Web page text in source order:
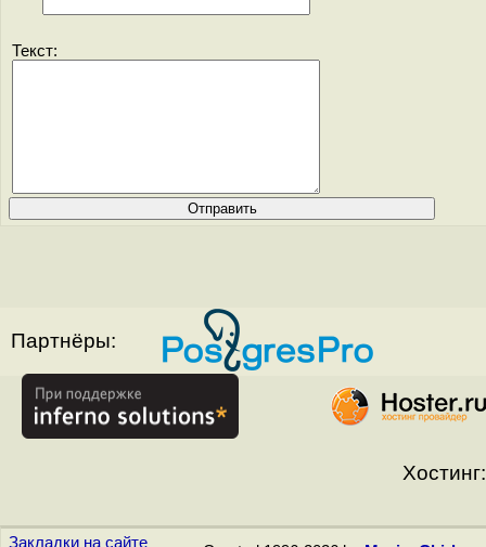
Текст:
Партнёры:
Хостинг:
Закладки на сайте